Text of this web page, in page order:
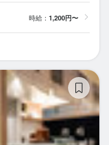
時給： 1,200円〜